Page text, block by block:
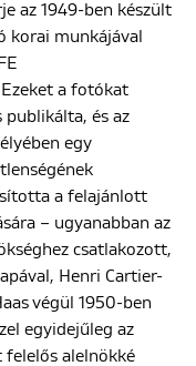
az 1949-ben készült
korai munkájával
a fotókat
és az
egy
a felajánlott
– ugyanabban az
csatlakozott,
Henri Cartier-
végül 1950-ben
egyidejűleg az
felelős alelnökké